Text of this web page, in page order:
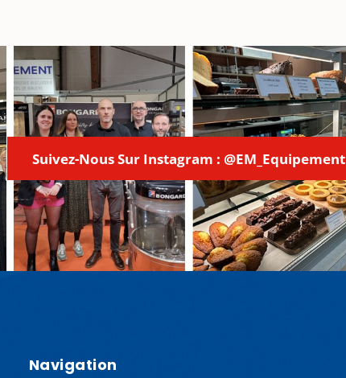
Suivez-Nous Sur Instagram : @EM_Equipement
Navigation